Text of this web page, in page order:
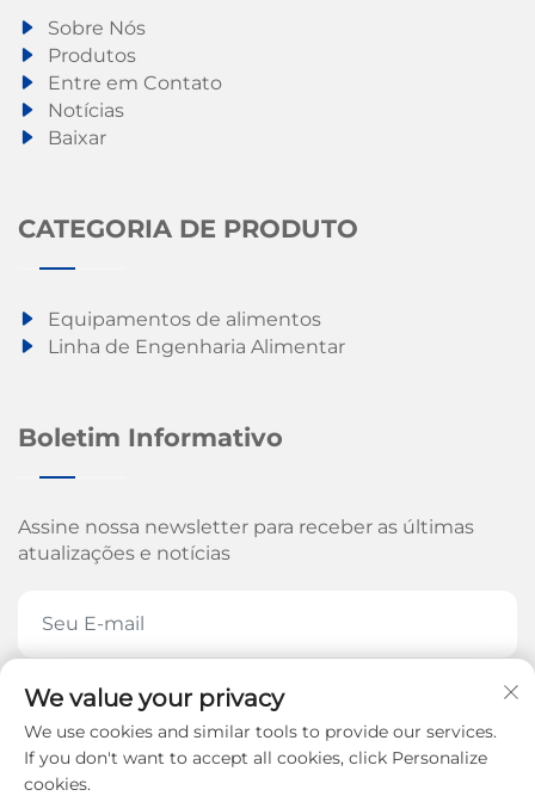
Sobre Nós
Produtos
Entre em Contato
Notícias
Baixar
CATEGORIA DE PRODUTO
Equipamentos de alimentos
Linha de Engenharia Alimentar
Boletim Informativo
Assine nossa newsletter para receber as últimas
atualizações e notícias
ASSINE AGORA
We value your privacy
We use cookies and similar tools to provide our services.
If you don't want to accept all cookies, click Personalize
cookies.